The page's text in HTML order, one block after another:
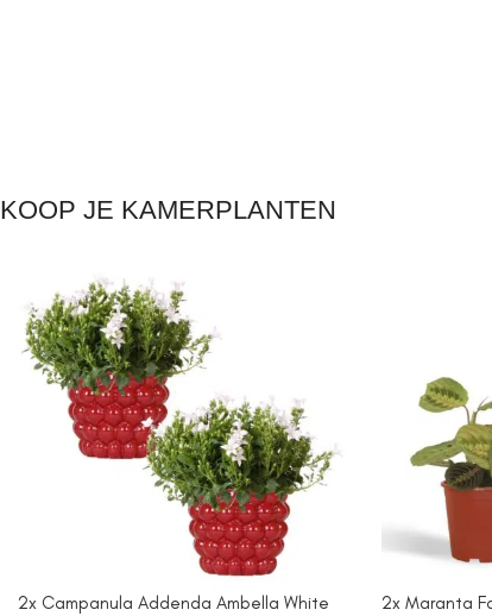
KOOP JE KAMERPLANTEN
2x Campanula Addenda Ambella White
2x Maranta